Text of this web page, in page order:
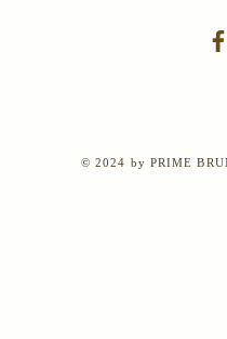
© 2024 by PRIME